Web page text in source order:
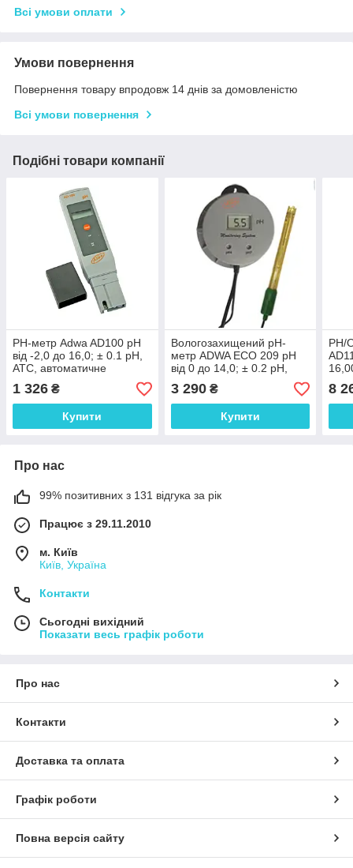
Всі умови оплати
Умови повернення
Повернення товару впродовж 14 днів за домовленістю
Всі умови повернення
Подібні товари компанії
РН-метр Adwa AD100 рН
від -2,0 до 16,0; ± 0.1 pH,
АТС, автоматичне
калібрування. Угорщина
1 326 ₴
Купити
Вологозахищений pН-
метр ADWA ECO 209 рН
від 0 до 14,0; ± 0.2 pH,
Угорщина
3 290₴
Купити
PН/
8
Про нас
99% позитивних з 131 відгука за рік
Працює з 29.11.2010
м. Київ
Київ, Україна
Контакти
Сьогодні вихідний
Показати весь графік роботи
Про нас
Контакти
Доставка та оплата
Графік роботи
Повна версія сайту